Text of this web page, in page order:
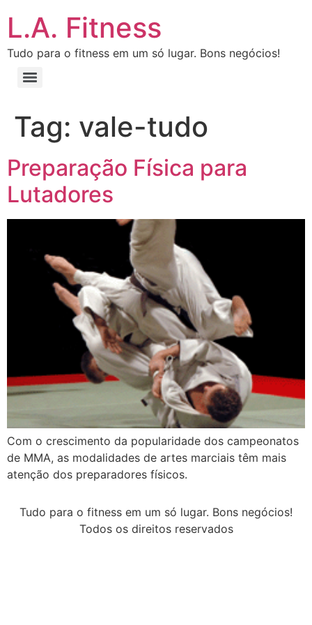
L.A. Fitness
Tudo para o fitness em um só lugar. Bons negócios!
Tag: vale-tudo
Preparação Física para
Lutadores
Com o crescimento da popularidade dos campeonatos
de MMA, as modalidades de artes marciais têm mais
atenção dos preparadores físicos.
Tudo para o fitness em um só lugar. Bons negócios!
Todos os direitos reservados